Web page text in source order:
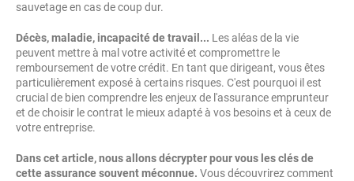
sauvetage en cas de coup dur.
Décès, maladie, incapacité de travail... Les aléas de la vie
peuvent mettre à mal votre activité et compromettre le
remboursement de votre crédit. En tant que dirigeant, vous êtes
particulièrement exposé à certains risques. C'est pourquoi il est
crucial de bien comprendre les enjeux de l'assurance emprunteur
et de choisir le contrat le mieux adapté à vos besoins et à ceux de
votre entreprise.
Dans cet article, nous allons décrypter pour vous les clés de
cette assurance souvent méconnue. Vous découvrirez comment